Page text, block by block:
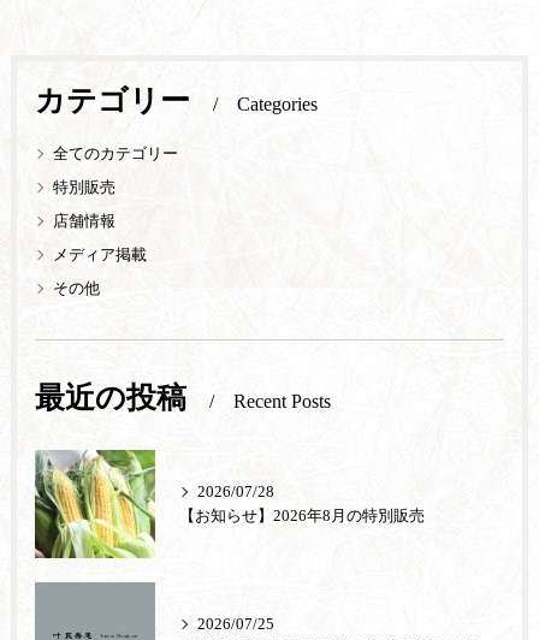
カテゴリー Categories
全てのカテゴリー
特別販売
店舗情報
メディア掲載
その他
最近の投稿 Recent Posts
2026/07/28
【お知らせ】2026年8月の特別販売
2026/07/25